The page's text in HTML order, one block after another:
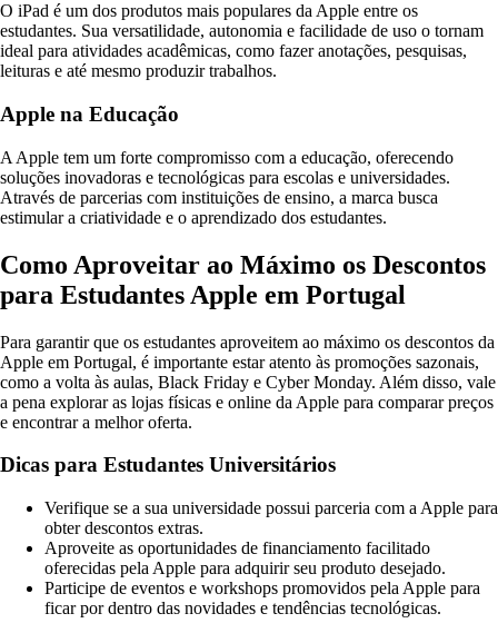
O iPad é um dos produtos mais populares da Apple entre os
estudantes. Sua versatilidade, autonomia e facilidade de uso o tornam
ideal para atividades acadêmicas, como fazer anotações, pesquisas,
leituras e até mesmo produzir trabalhos.
Apple na Educação
A Apple tem um forte compromisso com a educação, oferecendo
soluções inovadoras e tecnológicas para escolas e universidades.
Através de parcerias com instituições de ensino, a marca busca
estimular a criatividade e o aprendizado dos estudantes.
Como Aproveitar ao Máximo os Descontos
para Estudantes Apple em Portugal
Para garantir que os estudantes aproveitem ao máximo os descontos da
Apple em Portugal, é importante estar atento às promoções sazonais,
como a volta às aulas, Black Friday e Cyber Monday. Além disso, vale
a pena explorar as lojas físicas e online da Apple para comparar preços
e encontrar a melhor oferta.
Dicas para Estudantes Universitários
Verifique se a sua universidade possui parceria com a Apple para
obter descontos extras.
Aproveite as oportunidades de financiamento facilitado
oferecidas pela Apple para adquirir seu produto desejado.
Participe de eventos e workshops promovidos pela Apple para
ficar por dentro das novidades e tendências tecnológicas.